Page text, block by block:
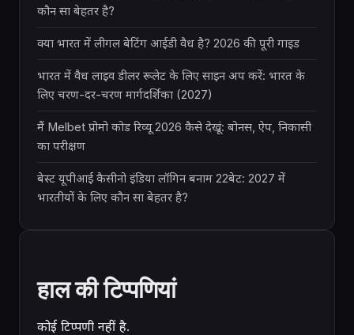
कौन सा बेहतर है?
क्या भारत में लीगल बेटिंग आईडी वैध है? 2026 की पूरी गाइड
भारत में वैध लाइव डीलर रूलेट के लिए साइन अप करें: भारत के
लिए चरण-दर-चरण मार्गदर्शिका (2027)
मैं Melbet प्रोमो कोड रिव्यू 2026 कैसे देखूं: बोनस, ऐप, निकासी
का परीक्षण
बेस्ट यूपीआई कैसीनो इंडिया लॉगिन बनाम 22बेट: 2027 में
भारतीयों के लिए कौन सा बेहतर है?
हाल की टिप्पणियां
कोई टिप्पणी नहीं है.